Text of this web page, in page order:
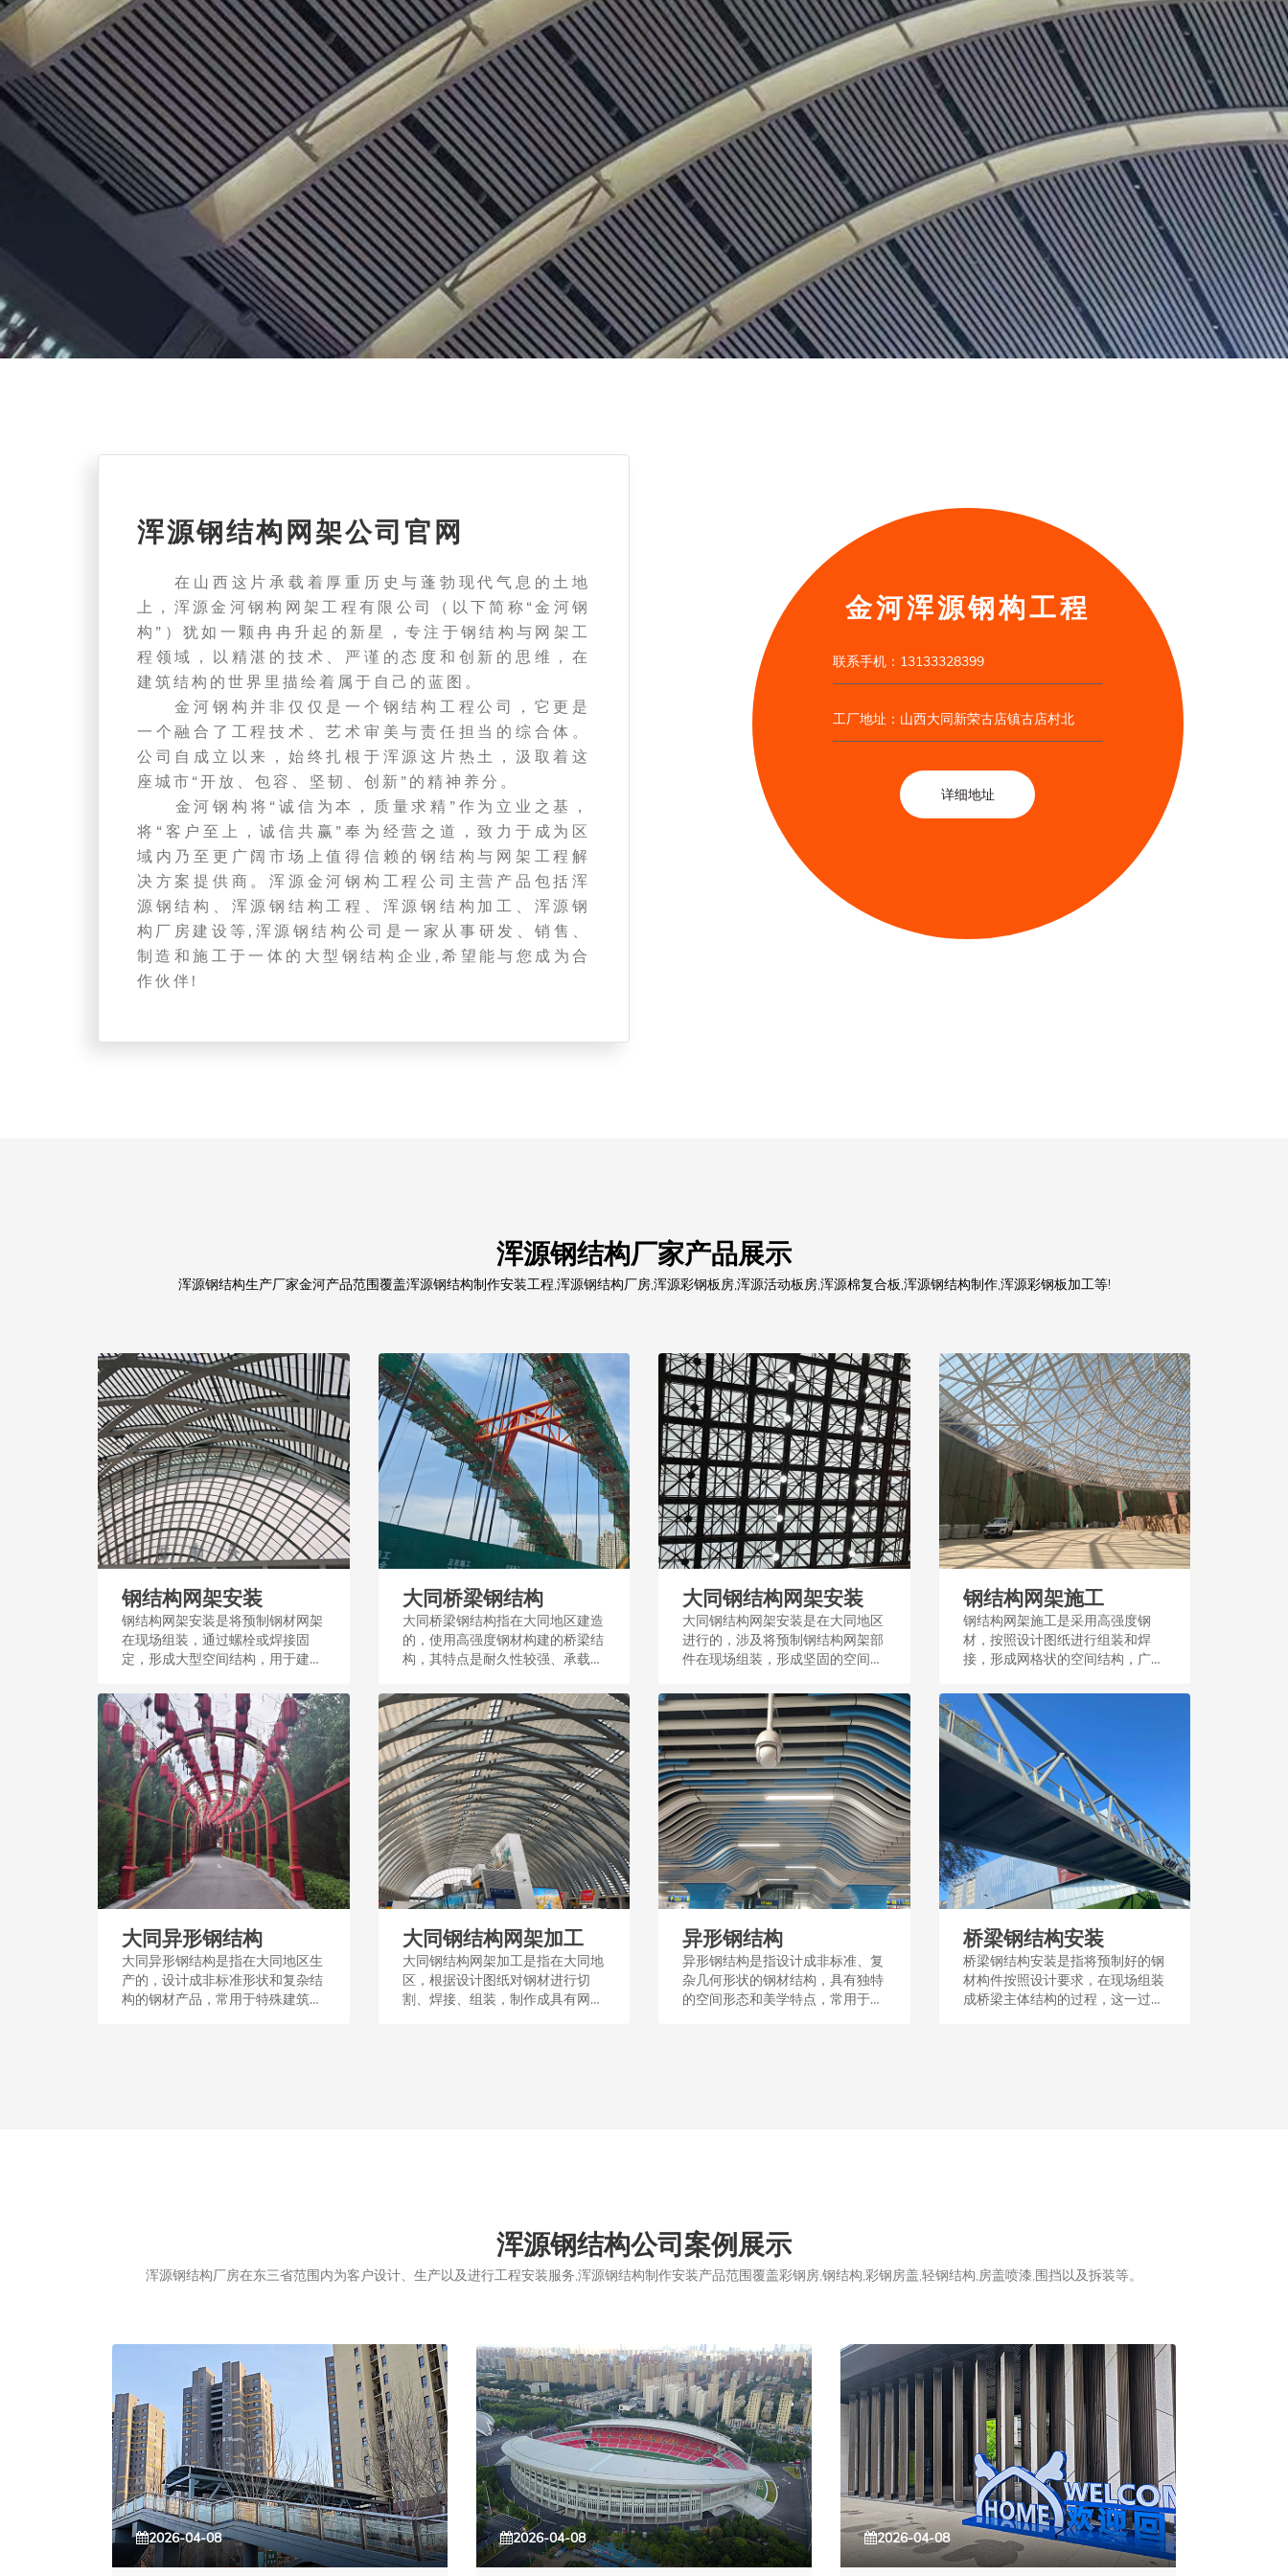
浑源钢结构网架公司官网
在山西这片承载着厚重历史与蓬勃现代气息的土地
上，浑源金河钢构网架工程有限公司（以下简称“金河钢
构”）犹如一颗冉冉升起的新星，专注于钢结构与网架工
程领域，以精湛的技术、严谨的态度和创新的思维，在
建筑结构的世界里描绘着属于自己的蓝图。
金河钢构并非仅仅是一个钢结构工程公司，它更是
一个融合了工程技术、艺术审美与责任担当的综合体。
公司自成立以来，始终扎根于浑源这片热土，汲取着这
座城市“开放、包容、坚韧、创新”的精神养分。
金河钢构将“诚信为本，质量求精”作为立业之基，
将“客户至上，诚信共赢”奉为经营之道，致力于成为区
域内乃至更广阔市场上值得信赖的钢结构与网架工程解
决方案提供商。浑源金河钢构工程公司主营产品包括浑
源钢结构、浑源钢结构工程、浑源钢结构加工、浑源钢
构厂房建设等,浑源钢结构公司是一家从事研发、销售、
制造和施工于一体的大型钢结构企业,希望能与您成为合
作伙伴!
金河浑源钢构工程
联系手机：13133328399
工厂地址：山西大同新荣古店镇古店村北
详细地址
浑源钢结构厂家产品展示
浑源钢结构生产厂家金河产品范围覆盖浑源钢结构制作安装工程,浑源钢结构厂房,浑源彩钢板房,浑源活动板房,浑源棉复合板,浑源钢结构制作,浑源彩钢板加工等!
钢结构网架安装
钢结构网架安装是将预制钢材网架
在现场组装，通过螺栓或焊接固
定，形成大型空间结构，用于建筑
量和精密施工，确保结构稳定和安
全。...
大同桥梁钢结构
大同桥梁钢结构指在大同地区建造
的，使用高强度钢材构建的桥梁结
构，其特点是耐久性较强、承载能
施建设。...
大同钢结构网架安装
大同钢结构网架安装是在大同地区
进行的，涉及将预制钢结构网架部
件在现场组装，形成坚固的空间结
筑。...
钢结构网架施工
钢结构网架施工是采用高强度钢
材，按照设计图纸进行组装和焊
接，形成网格状的空间结构，广泛
过程注重精度和稳定性。...
大同异形钢结构
大同异形钢结构是指在大同地区生
产的，设计成非标准形状和复杂结
构的钢材产品，常用于特殊建筑和
大同钢结构网架加工
大同钢结构网架加工是指在大同地
区，根据设计图纸对钢材进行切
割、焊接、组装，制作成具有网状
异形钢结构
异形钢结构是指设计成非标准、复
杂几何形状的钢材结构，具有独特
的空间形态和美学特点，常用于建
桥梁钢结构安装
桥梁钢结构安装是指将预制好的钢
材构件按照设计要求，在现场组装
成桥梁主体结构的过程，这一过程
浑源钢结构公司案例展示
浑源钢结构厂房在东三省范围内为客户设计、生产以及进行工程安装服务,浑源钢结构制作安装产品范围覆盖彩钢房,钢结构,彩钢房盖,轻钢结构,房盖喷漆,围挡以及拆装等。
2026-04-08 2026-04-08 2026-04-08